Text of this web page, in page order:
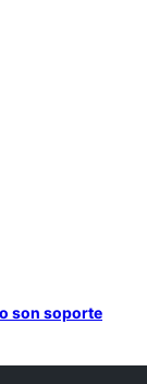
son soporte